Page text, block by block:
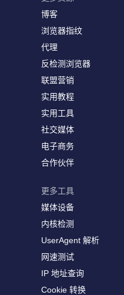
博客
浏览器指纹
代理
反检测浏览器
联盟营销
实用教程
实用工具
社交媒体
电子商务
合作伙伴
更多工具
媒体设备
内核检测
UserAgent 解析
网速测试
IP 地址查询
Cookie 转换